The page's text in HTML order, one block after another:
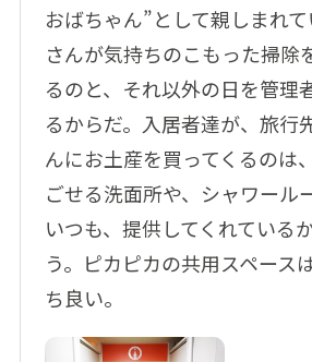
おばちゃん”として親しまれ
さんが気持ちのこもった掃除
るのと、それ以外の日を管理
るからだ。入居者達が、旅行
んにお土産を買ってくるのは
ごせる洗面所や、シャワール
いつも、提供してくれている
う。ピカピカの共用スペース
ち良い。